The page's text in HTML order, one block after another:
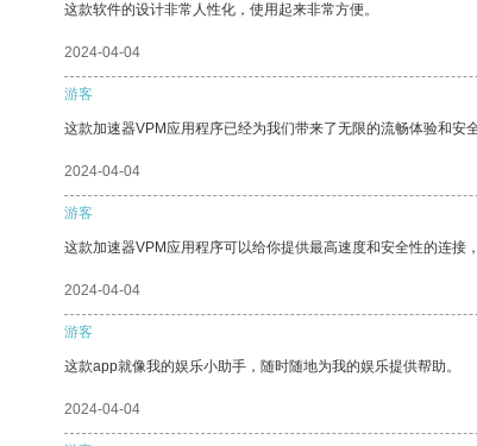
这款软件的设计非常人性化，使用起来非常方便。
2024-04-04
游客
这款加速器VPM应用程序已经为我们带来了无限的流畅体验和安全
2024-04-04
游客
这款加速器VPM应用程序可以给你提供最高速度和安全性的连接
2024-04-04
游客
这款app就像我的娱乐小助手，随时随地为我的娱乐提供帮助。
2024-04-04